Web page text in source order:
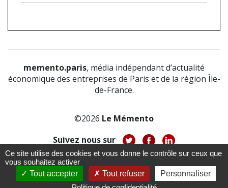
memento.paris, média indépendant d’actualité
économique des entreprises de Paris et de la région Île-
de-France.
©2026 Le Mémento
Suivez nous sur
À propos-Notice légale
CGV-CGU
Ce site utilise des cookies et vous donne le contrôle sur ceux que
vous souhaitez activer
Tout accepter
Tout refuser
Personnaliser